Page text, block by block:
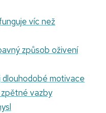
víc než
způsob oživení
dlouhodobé motivace
vazby